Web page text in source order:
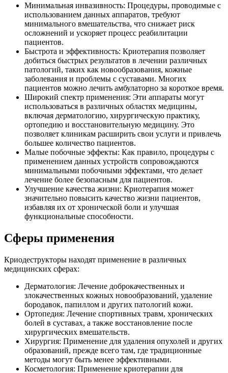
Минимальная инвазивность: Процедуры, проводимые с
использованием данных аппаратов, требуют
минимального вмешательства, что снижает риск
осложнений и ускоряет процесс реабилитации
пациентов.
Быстрота и эффективность: Криотерапия позволяет
добиться быстрых результатов в лечении различных
патологий, таких как новообразования, кожные
заболевания и проблемы с суставами. Многих
пациентов можно лечить амбулаторно за короткое время.
Широкий спектр применения: Эти аппараты могут
использоваться в различных областях медицины,
включая дерматологию, хирургическую практику,
ортопедию и восстановительную медицину. Это
позволяет клиникам расширить свои услуги и привлечь
большее количество пациентов.
Малые побочные эффекты: Как правило, процедуры с
применением данных устройств сопровождаются
минимальными побочными эффектами, что делает
лечение более безопасным для пациентов.
Улучшение качества жизни: Криотерапия может
значительно повысить качество жизни пациентов,
избавляя их от хронической боли и улучшая
функциональные способности.
Сферы применения
Криодеструкторы находят применение в различных
медицинских сферах:
Дерматология: Лечение доброкачественных и
злокачественных кожных новообразований, удаление
бородавок, папиллом и других патологий кожи.
Ортопедия: Лечение спортивных травм, хронических
болей в суставах, а также восстановление после
хирургических вмешательств.
Хирургия: Применение для удаления опухолей и других
образований, прежде всего там, где традиционные
методы могут быть менее эффективными.
Косметология: Применение криотерапии для